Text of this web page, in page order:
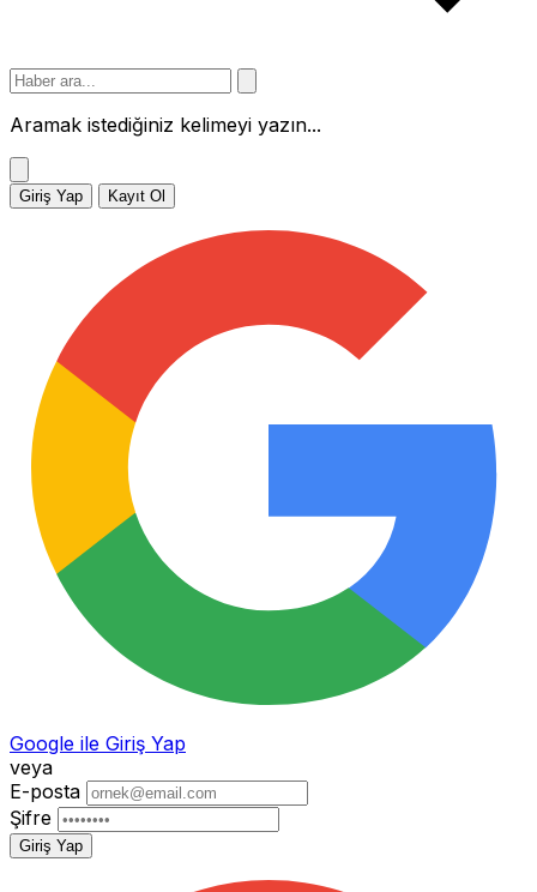
Aramak istediğiniz kelimeyi yazın...
Giriş Yap Kayıt Ol
Google ile Giriş Yap
veya
E-posta
Şifre
Giriş Yap